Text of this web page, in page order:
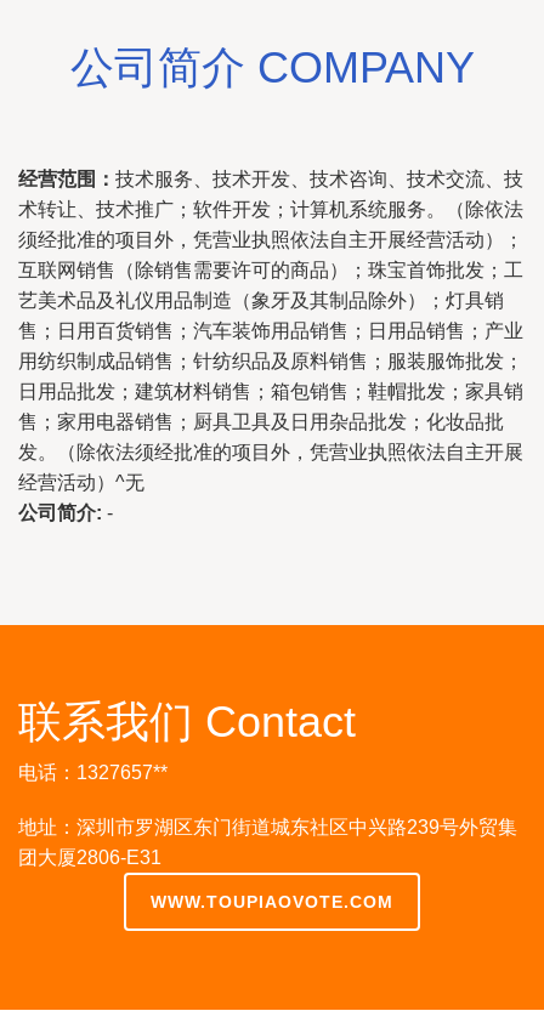
公司简介 COMPANY
经营范围： 技术服务、技术开发、技术咨询、技术交流、技
术转让、技术推广；软件开发；计算机系统服务。（除依法
须经批准的项目外，凭营业执照依法自主开展经营活动）；
互联网销售（除销售需要许可的商品）；珠宝首饰批发；工
艺美术品及礼仪用品制造（象牙及其制品除外）；灯具销
售；日用百货销售；汽车装饰用品销售；日用品销售；产业
用纺织制成品销售；针纺织品及原料销售；服装服饰批发；
日用品批发；建筑材料销售；箱包销售；鞋帽批发；家具销
售；家用电器销售；厨具卫具及日用杂品批发；化妆品批
发。（除依法须经批准的项目外，凭营业执照依法自主开展
经营活动）^无
公司简介: -
联系我们 Contact
电话：1327657**
地址：深圳市罗湖区东门街道城东社区中兴路239号外贸集
团大厦2806-E31
WWW.TOUPIAOVOTE.COM